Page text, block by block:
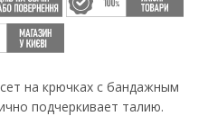
на крючках с бандажным
подчеркивает талию.